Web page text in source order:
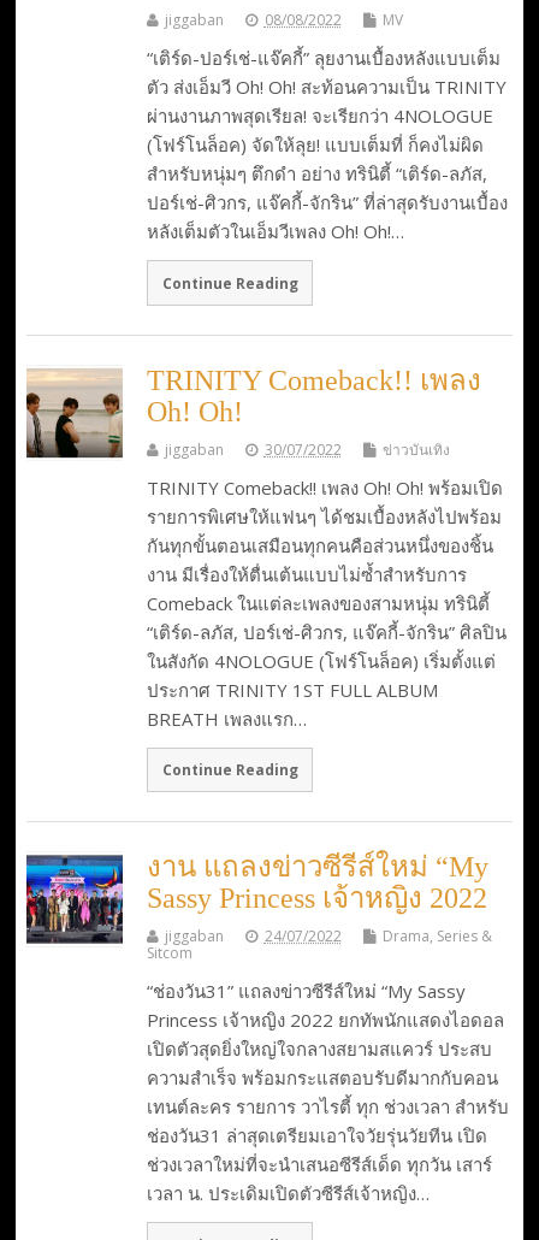
jiggaban 08/08/2022 MV
“เติร์ด-ปอร์เช่-แจ๊คกี้” ลุยงานเบื้องหลังแบบเต็ม
ตัว ส่งเอ็มวี Oh! Oh! สะท้อนความเป็น TRINITY
ผ่านงานภาพสุดเรียล! จะเรียกว่า 4NOLOGUE
(โฟร์โนล็อค) จัดให้ลุย! แบบเต็มที่ ก็คงไม่ผิด
สำหรับหนุ่มๆ ตึกดำ อย่าง ทรินิตี้ “เติร์ด-ลภัส,
ปอร์เช่-ศิวกร, แจ๊คกี้-จักริน” ที่ล่าสุดรับงานเบื้อง
หลังเต็มตัวในเอ็มวีเพลง Oh! Oh!…
Continue Reading
TRINITY Comeback!! เพลง
Oh! Oh!
jiggaban 30/07/2022 ข่าวบันเทิง
TRINITY Comeback!! เพลง Oh! Oh! พร้อมเปิด
รายการพิเศษให้แฟนๆ ได้ชมเบื้องหลังไปพร้อม
กันทุกขั้นตอนเสมือนทุกคนคือส่วนหนึ่งของชิ้น
งาน มีเรื่องให้ตื่นเต้นแบบไม่ซ้ำสำหรับการ
Comeback ในแต่ละเพลงของสามหนุ่ม ทรินิตี้
“เติร์ด-ลภัส, ปอร์เช่-ศิวกร, แจ๊คกี้-จักริน” ศิลปิน
ในสังกัด 4NOLOGUE (โฟร์โนล็อค) เริ่มตั้งแต่
ประกาศ TRINITY 1ST FULL ALBUM
BREATH เพลงแรก…
Continue Reading
งาน แถลงข่าวซีรีส์ใหม่ “My
Sassy Princess เจ้าหญิง 2022
jiggaban 24/07/2022
Drama, Series &
Sitcom
“ช่องวัน31” แถลงข่าวซีรีส์ใหม่ “My Sassy
Princess เจ้าหญิง 2022 ยกทัพนักแสดงไอดอล
เปิดตัวสุดยิ่งใหญ่ใจกลางสยามสแควร์ ประสบ
ความสำเร็จ พร้อมกระแสตอบรับดีมากกับคอน
เทนต์ละคร รายการ วาไรตี้ ทุก ช่วงเวลา สำหรับ
ช่องวัน31 ล่าสุดเตรียมเอาใจวัยรุ่นวัยทีน เปิด
ช่วงเวลาใหม่ที่จะนำเสนอซีรีส์เด็ด ทุกวัน เสาร์
เวลา น. ประเดิมเปิดตัวซีรีส์เจ้าหญิง…